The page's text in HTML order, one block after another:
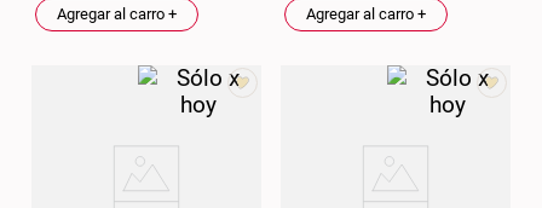
Organizador Cubiertos Bambú
Extensible
Canasto de Ropa Tela y Bambú
Redondo Ø38 x 52 cm
S/ 39.90
Topper de Microfibra 1500 GSM
Escalera Plegable Metal 3
Peldaños 71x41x106 cm
Agregar al carro + Agregar al carro +